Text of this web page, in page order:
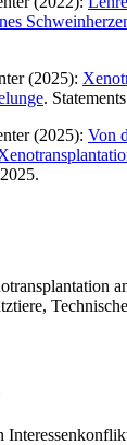
(2025):
.
(2025): Von